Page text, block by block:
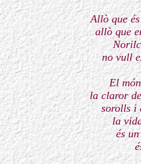
Allò que
allò que
no vull
El
la claror
sorolls i
la
és